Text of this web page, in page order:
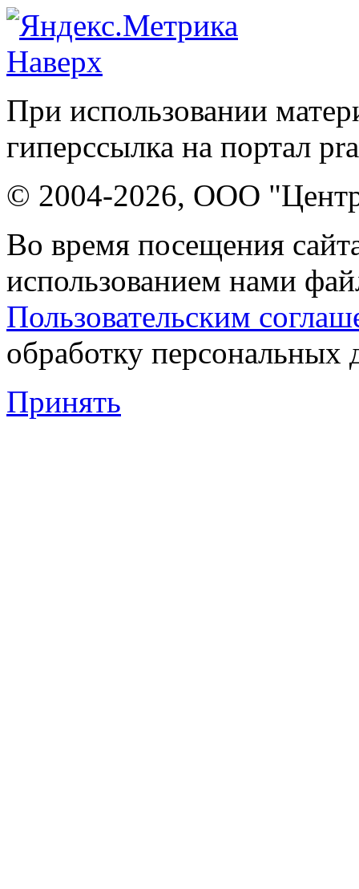
Наверх
При использовании
гиперссылка на портал
© 2004-2026, ООО "Центр
Во время посещения
использованием нами
Пользовательским
обработку персональных
Принять